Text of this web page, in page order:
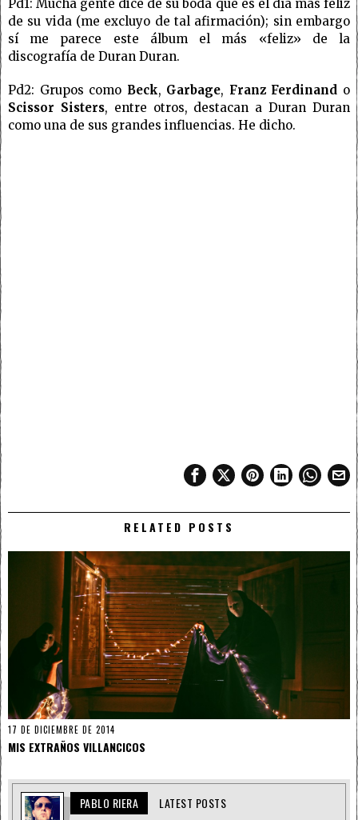
Pd1: Mucha gente dice de su boda que es el día más feliz
de su vida (me excluyo de tal afirmación); sin embargo
sí me parece este álbum el más «feliz» de la
discografía de Duran Duran.
Pd2: Grupos como Beck, Garbage, Franz Ferdinand o
Scissor Sisters, entre otros, destacan a Duran Duran
como una de sus grandes influencias. He dicho.
RELATED POSTS
17 DE DICIEMBRE DE 2014
MIS EXTRAÑOS VILLANCICOS
PABLO RIERA LATEST POSTS